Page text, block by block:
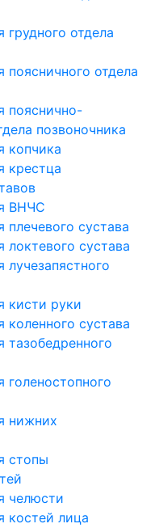
грудного отдела
поясничного отдела
пояснично-
позвоночника
копчика
крестца
ВНЧС
плечевого сустава
локтевого сустава
лучезапястного
кисти руки
коленного сустава
тазобедренного
голеностопного
нижних
стопы
челюсти
костей лица